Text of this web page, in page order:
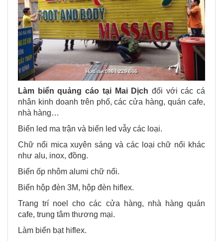
Làm biển quảng cáo tại Mai Dịch đối với các cá
nhân kinh doanh trên phố, các cửa hàng, quán cafe,
nhà hàng…
Biển led ma trận và biển led vẫy các loại.
Chữ nổi mica xuyên sáng và các loại chữ nổi khác
như alu, inox, đồng.
Biển ốp nhôm alumi chữ nổi.
Biển hộp đèn 3M, hộp đèn hiflex.
Trang trí noel cho các cửa hàng, nhà hàng quán
cafe, trung tâm thương mại.
Làm biển bạt hiflex.